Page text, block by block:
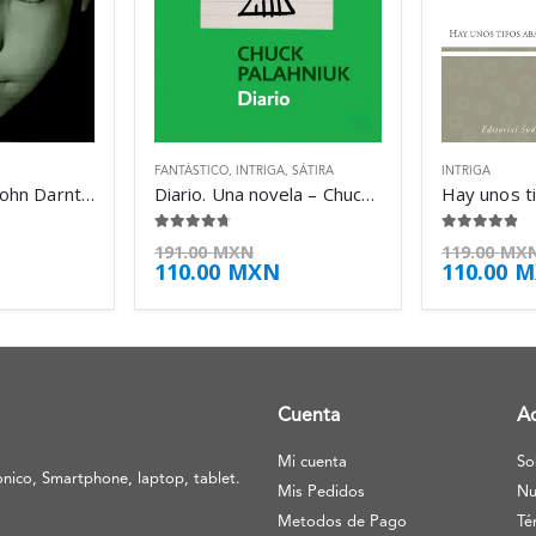
Experimento – John Darnton
FANTÁSTICO INTRIGA SÁTIRA
Diario. Una novela – Chuck Palahniuk
191.00MXN
110.00 MXN
INTRIGA
119.00
110.00
Smartphone, laptop, tablet.
Cuenta
Mi cuenta
Mis Pedidos
Metodos de Pago